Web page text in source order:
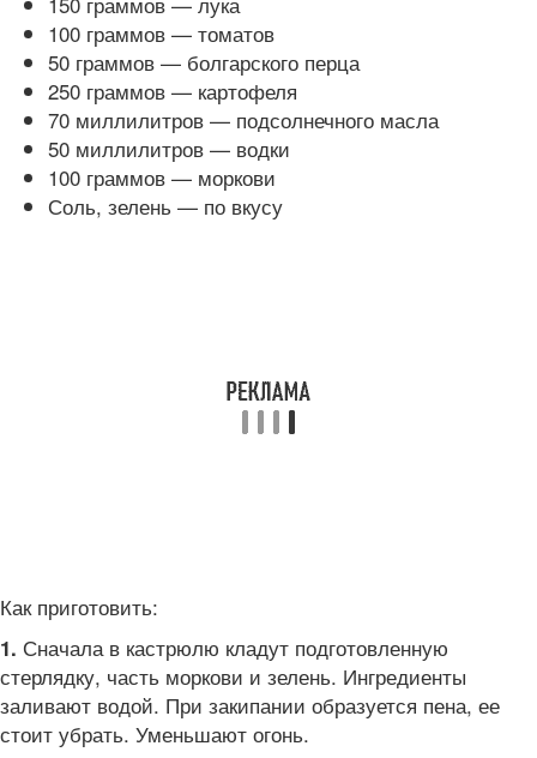
100 граммов — томатов
50 граммов — болгарского перца
250 граммов — картофеля
70 миллилитров — подсолнечного масла
50 миллилитров — водки
100 граммов — моркови
Соль, зелень — по вкусу
Как приготовить:
1. Сначала в кастрюлю кладут подготовленную
стерлядку, часть моркови и зелень. Ингредиенты
заливают водой. При закипании образуется пена, ее
стоит убрать. Уменьшают огонь.